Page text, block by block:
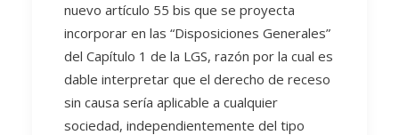
nuevo artículo 55 bis que se proyecta
incorporar en las “Disposiciones Generales”
del Capítulo 1 de la LGS, razón por la cual es
dable interpretar que el derecho de receso
sin causa sería aplicable a cualquier
sociedad, independientemente del tipo